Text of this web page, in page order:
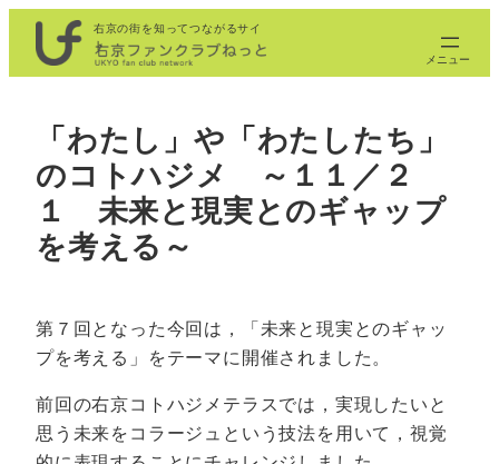
を
右京の街を知ってつながるサイ
ト
「わたし」や「わたしたち」
のコトハジメ ～１１／２
１ 未来と現実とのギャップ
を考える～
第７回となった今回は，「未来と現実とのギャッ
プを考える」をテーマに開催されました。
前回の右京コトハジメテラスでは，実現したいと
思う未来をコラージュという技法を用いて，視覚